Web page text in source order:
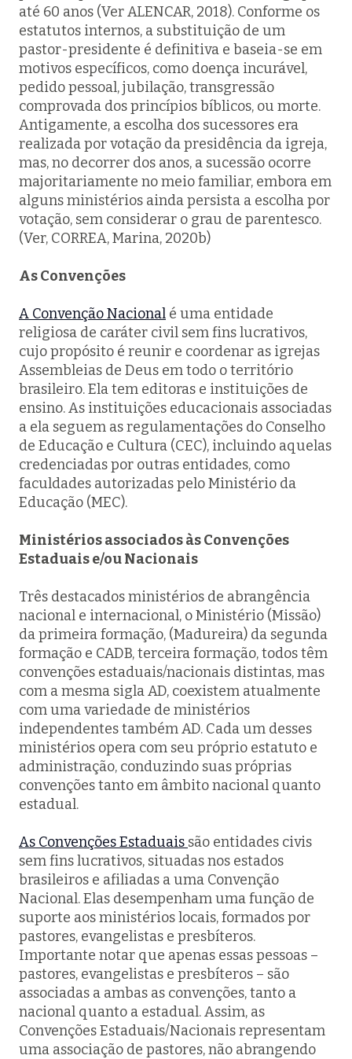
até 60 anos (Ver ALENCAR, 2018). Conforme os
estatutos internos, a substituição de um
pastor-presidente é definitiva e baseia-se em
motivos específicos, como doença incurável,
pedido pessoal, jubilação, transgressão
comprovada dos princípios bíblicos, ou morte.
Antigamente, a escolha dos sucessores era
realizada por votação da presidência da igreja,
mas, no decorrer dos anos, a sucessão ocorre
majoritariamente no meio familiar, embora em
alguns ministérios ainda persista a escolha por
votação, sem considerar o grau de parentesco.
(Ver, CORREA, Marina, 2020b)
As Convenções
A Convenção Nacional é uma entidade
religiosa de caráter civil sem fins lucrativos,
cujo propósito é reunir e coordenar as igrejas
Assembleias de Deus em todo o território
brasileiro. Ela tem editoras e instituições de
ensino. As instituições educacionais associadas
a ela seguem as regulamentações do Conselho
de Educação e Cultura (CEC), incluindo aquelas
credenciadas por outras entidades, como
faculdades autorizadas pelo Ministério da
Educação (MEC).
Ministérios associados às Convenções
Estaduais e/ou Nacionais
Três destacados ministérios de abrangência
nacional e internacional, o Ministério (Missão)
da primeira formação, (Madureira) da segunda
formação e CADB, terceira formação, todos têm
convenções estaduais/nacionais distintas, mas
com a mesma sigla AD, coexistem atualmente
com uma variedade de ministérios
independentes também AD. Cada um desses
ministérios opera com seu próprio estatuto e
administração, conduzindo suas próprias
convenções tanto em âmbito nacional quanto
estadual.
As Convenções Estaduais são entidades civis
sem fins lucrativos, situadas nos estados
brasileiros e afiliadas a uma Convenção
Nacional. Elas desempenham uma função de
suporte aos ministérios locais, formados por
pastores, evangelistas e presbíteros.
Importante notar que apenas essas pessoas –
pastores, evangelistas e presbíteros – são
associadas a ambas as convenções, tanto a
nacional quanto a estadual. Assim, as
Convenções Estaduais/Nacionais representam
uma associação de pastores, não abrangendo